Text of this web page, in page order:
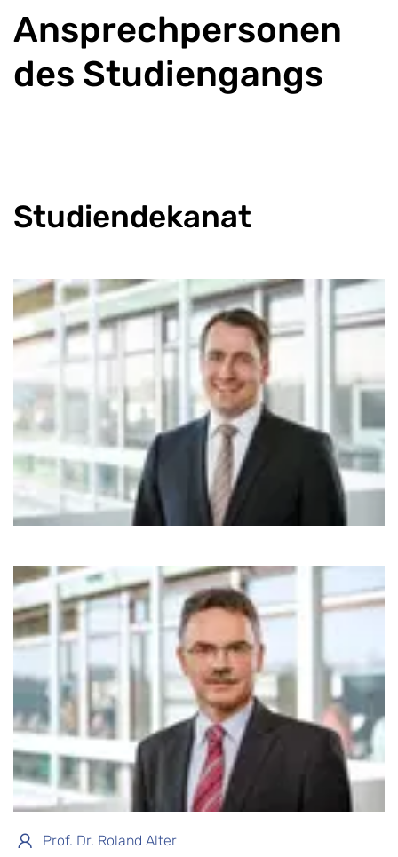
Ansprechpersonen
des Studiengangs
Studiendekanat
Prof. Dr. Roland Alter